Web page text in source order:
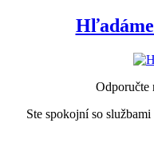
Odporučte
Ste spokojní so